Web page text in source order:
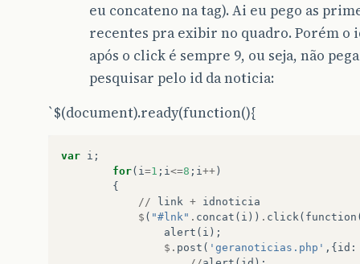
eu concateno na tag). Ai eu pego as
recentes pra exibir no quadro. Porém o
após o click é sempre 9, ou seja, não
pesquisar pelo id da noticia:
`$(document).ready(function(){
var i ;
for( i=1 ; i<=8 ; i++ )
{
//
link + idnoticia
$ ( "#lnk" . concat ( i )) . click( function
alert ( i );
$. post ( 'geranoticias.php' ,{ id :